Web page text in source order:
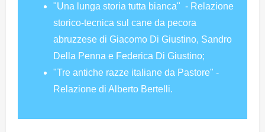
"Una lunga storia tutta bianca" - Relazione
storico-tecnica sul cane da pecora
abruzzese di Giacomo Di Giustino, Sandro
Della Penna e Federica Di Giustino;
"Tre antiche razze italiane da Pastore" -
Relazione di Alberto Bertelli.